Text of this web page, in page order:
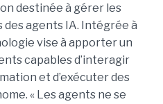
destinée à gérer les
agents IA. Intégrée à
vise à apporter un
capables d’interagir
et d’exécuter des
« Les agents ne se